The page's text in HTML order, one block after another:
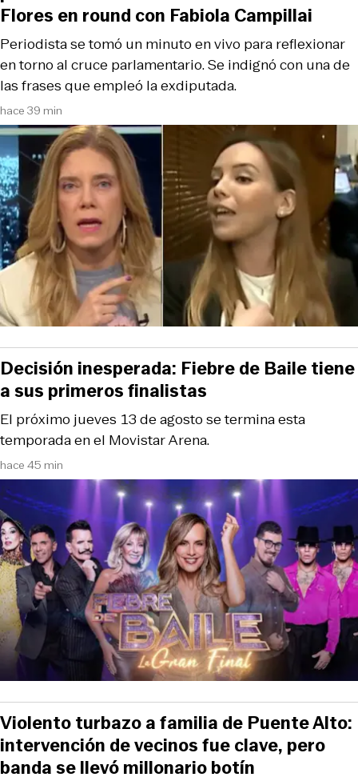
hace 39 min
Periodista se tomó un minuto en vivo para reflexionar
en torno al cruce parlamentario. Se indignó con una de
las frases que empleó la exdiputada.
Flores en round con Fabiola Campillai
hace 45 min
El próximo jueves 13 de agosto se termina esta
temporada en el Movistar Arena.
Decisión inesperada: Fiebre de Baile tiene
a sus primeros finalistas
Violento turbazo a familia de Puente Alto:
intervención de vecinos fue clave, pero
banda se llevó millonario botín